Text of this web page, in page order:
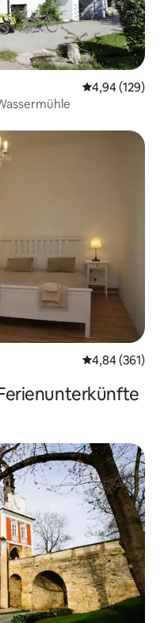
4,94 (129)
4,84 (361)